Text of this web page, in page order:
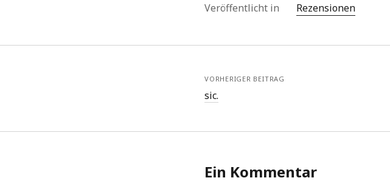
Veröffentlicht in Rezensionen
VORHERIGER BEITRAG
sic.
Ein Kommentar